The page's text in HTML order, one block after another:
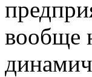
вообще